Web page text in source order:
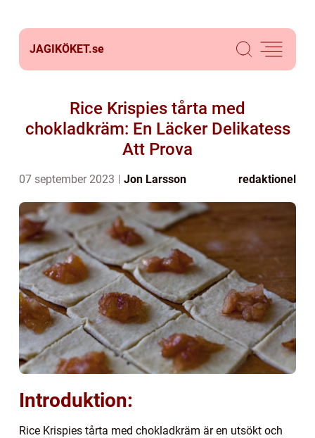
JAGIKÖKET.se
Rice Krispies tårta med
chokladkräm: En Läcker Delikatess
Att Prova
07 september 2023 Jon Larsson redaktionel
Introduktion:
Rice Krispies tårta med chokladkräm är en utsökt och